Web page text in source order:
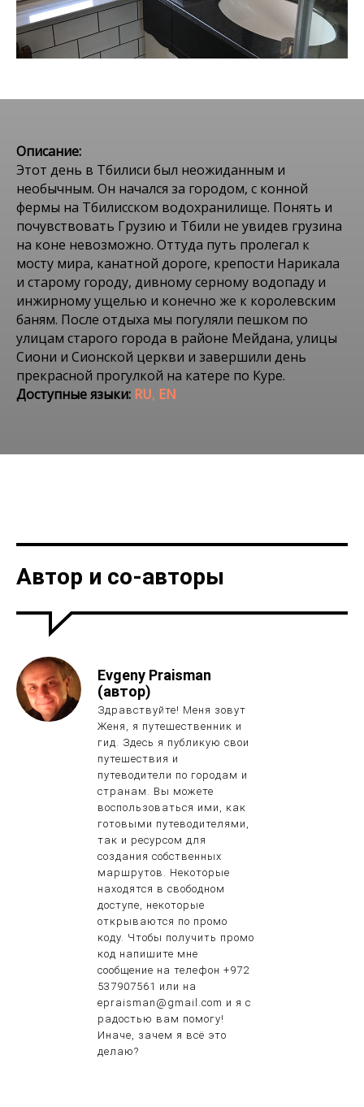
Описание:
Этот день в Тбилиси был неожиданным и
необычным. Он начался за городом, с конной
фермы на Тбилисском водохранилище. Понять и
почувствовать Грузию и Тбили не увидев грузина
на коне невозможно. Оттуда путь пролегал к
мосту мира, канатной дороге, крепости Нарикала
и старому городу, дивному серному водопаду и
инжирному ущелью и конечно же к королевским
баням. После отдыха мы погуляли пешком по
улицам старого города в районе Мейдана, улицы
Сиони и Сионской церкви и завершили день
прекрасной прогулкой на катере по Куре.
Доступные языки: RU, EN
Автор и со-авторы
Evgeny Praisman
(автор)
Здравствуйте! Меня зовут
Женя, я путешественник и
гид. Здесь я публикую свои
путешествия и
путеводители по городам и
странам. Вы можете
воспользоваться ими, как
готовыми путеводителями,
так и ресурсом для
создания собственных
маршрутов. Некоторые
находятся в свободном
доступе, некоторые
открываются по промо
коду. Чтобы получить промо
код напишите мне
сообщение на телефон +972
537907561 или на
epraisman@gmail.com и я с
радостью вам помогу!
Иначе, зачем я всё это
делаю?